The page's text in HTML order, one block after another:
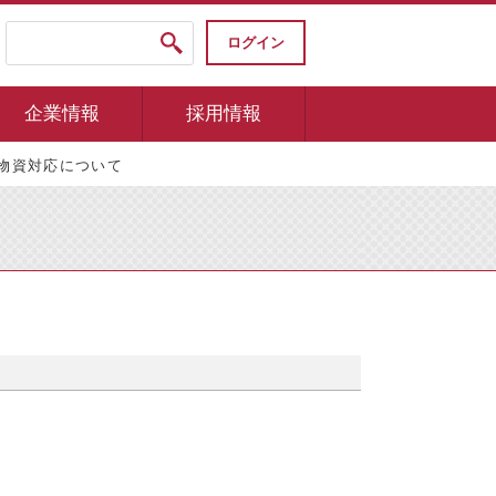
ログイン
企業情報 採用情報
資対応について